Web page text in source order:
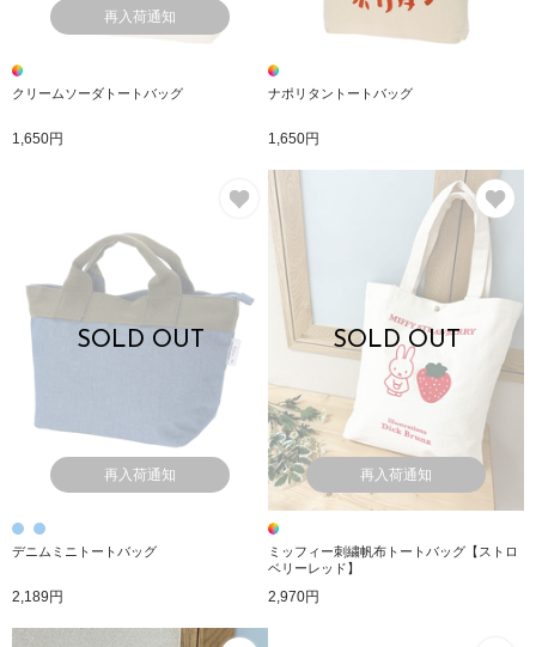
再入荷通知
クリームソーダトートバッグ
1,650円
ナポリタントートバッグ
1,650円
お気に入り
SOLD OUT
再入荷通知
デニムミニトートバッグ
2,189円
SOLD OUT
再入荷通知
ミッフィー刺繍帆布トートバッグ【ストロ
ベリーレッド】
2,970円